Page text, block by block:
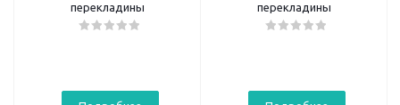
перекладины
перекладины